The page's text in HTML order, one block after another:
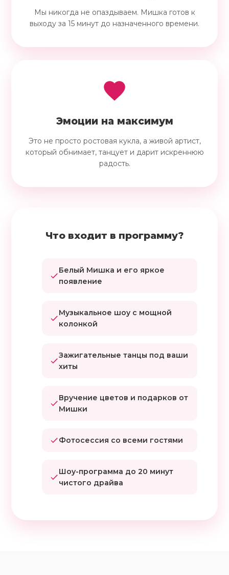
Мы никогда не опаздываем. Мишка готов к
выходу за 15 минут до назначенного времени.
Эмоции на максимум
Это не просто ростовая кукла, а живой артист,
который обнимает, танцует и дарит искреннюю
радость.
Что входит в программу?
Белый Мишка и его яркое
появление
Музыкальное шоу с мощной
колонкой
Зажигательные танцы под ваши
хиты
Вручение цветов и подарков от
Мишки
Фотосессия со всеми гостями
Шоу-программа до 20 минут
чистого драйва